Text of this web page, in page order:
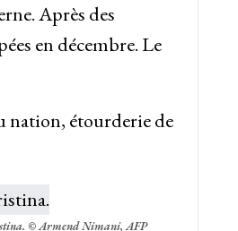
Après des
en décembre. Le
nation, étourderie de
© Armend Nimani, AFP